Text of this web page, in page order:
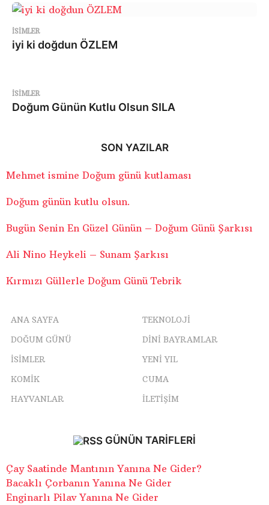
ISIMLER
iyi ki doğdun ÖZLEM
ISIMLER
Doğum Günün Kutlu Olsun SILA
SON YAZILAR
Mehmet ismine Doğum günü kutlaması
Doğum günün kutlu olsun.
Bugün Senin En Güzel Günün – Doğum Günü Şarkısı
Ali Nino Heykeli – Sunam Şarkısı
Kırmızı Güllerle Doğum Günü Tebrik
ANA SAYFA
DOĞUM GÜNÜ
ISIMLER
KOMIK
HAYVANLAR
TEKNOLOJI
DINI BAYRAMLAR
YENI YIL
CUMA
İLETIŞIM
GÜNÜN TARIFLERI
Çay Saatinde Mantının Yanına Ne Gider?
Bacaklı Çorbanın Yanına Ne Gider
Enginarlı Pilav Yanına Ne Gider